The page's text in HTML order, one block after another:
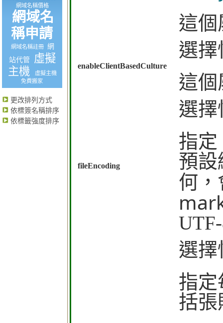
網域名稱價格
網域名
稱申請
網域名稱註冊 網
站代管
虛擬
主機
虛擬主機
免費搬家
更改排列方式
依標簽名稱排序
依標籤強度排序
這
enableClientBasedCulture
選擇
這個
fileEncoding
選擇
指定
預設
何
選擇
指定
括張